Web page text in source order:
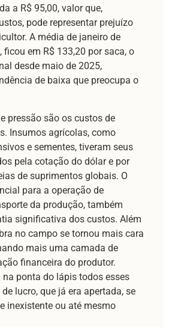
a R$ 95,00, valor que,
pode representar prejuízo
A média de janeiro de
ficou em R$ 133,20 por saca, o
desde maio de 2025,
de baixa que preocupa o
pressão são os custos de
Insumos agrícolas, como
e sementes, tiveram seus
pela cotação do dólar e por
de suprimentos globais. O
para a operação de
da produção, também
significativa dos custos. Além
no campo se tornou mais cara
mais uma camada de
financeira do produtor.
na ponta do lápis todos esses
lucro, que já era apertada, se
inexistente ou até mesmo